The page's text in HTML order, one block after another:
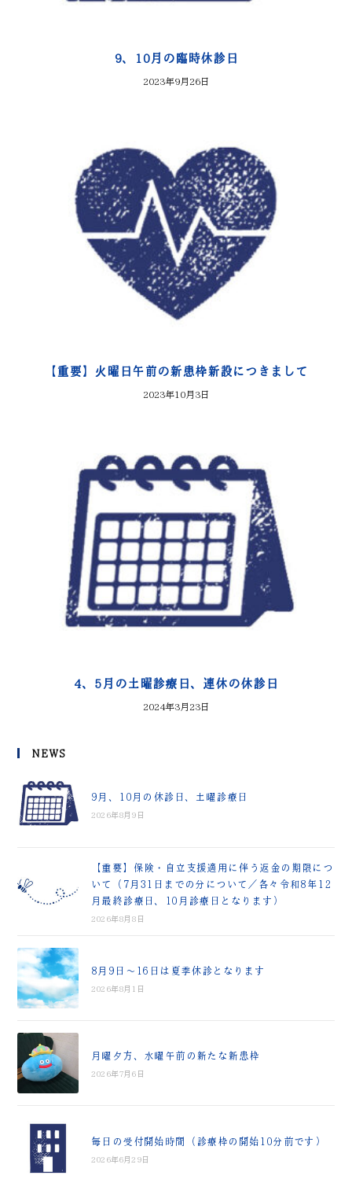
9、10月の臨時休診日
2023年9月26日
【重要】火曜日午前の新患枠新設につきまして
2023年10月3日
4、5月の土曜診療日、連休の休診日
2024年3月23日
NEWS
9月、10月の休診日、土曜診療日
2026年8月9日
【重要】保険・自立支援適用に伴う返金の期限につ
いて（7月31日までの分について／各々令和8年12
月最終診療日、10月診療日となります）
2026年8月8日
8月9日～16日は夏季休診となります
2026年8月1日
月曜夕方、水曜午前の新たな新患枠
2026年7月6日
毎日の受付開始時間（診療枠の開始10分前です）
2026年6月29日